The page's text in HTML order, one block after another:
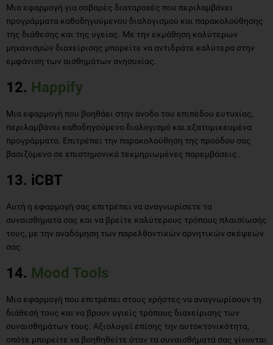
Μια εφαρμογή για σοβαρές διαταραχές που περιλαμβάνει
προγράμματα καθοδηγούμενου διαλογισμού και παρακολούθησης
της διάθεσης και της υγείας. Με την εκμάθηση καλύτερων
μηχανισμών διαχείρισης μπορείτε να αντιδράτε καλύτερα στην
εμφάνιση των αισθημάτων ανησυχίας.
12. Happify
Μια εφαρμογή που βοηθάει στην άνοδο του επιπέδου ευτυχίας,
περιλαμβάνει καθοδηγούμενο διαλογισμό και εξατομικευμένα
προγράμματα. Επιτρέπει την παρακολούθηση της προόδου σας
βασιζόμενο σε επιστημονικά τεκμηριωμένες παρεμβάσεις.
13. iCBT
Αυτή η εφαρμογή σας επιτρέπει να αναγνωρίσετε τα
συναισθήματά σας και να βρείτε καλύτερους τρόπους πλαισίωσής
τους, με την αναδόμηση των παρελθοντικών αρνητικών σκέψεών
σας.
14. Mood Tools
Μια εφαρμογή που επιτρέπει στους χρήστες να αναγνωρίσουν τη
διάθεσή τους και να βρουν υγιείς τρόπους διαχείρισης των
συναισθημάτων τους. Αξιολογεί επίσης την αυτοκτονικότητα,
οπότε μπορείτε να βοηθηθείτε όταν τα συναισθήματά σας γίνονται